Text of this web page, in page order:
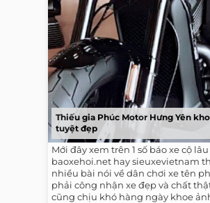
Thiếu gia Phúc Motor Hưng Yên
tuyệt đẹp
Mới đây xem trên 1 số báo xe cộ
baoxehoi.net hay sieuxevietnam
nhiều bài nói về dân chơi xe tên
phải công nhận xe đẹp và chất
cũng chịu khó hàng ngày khoe